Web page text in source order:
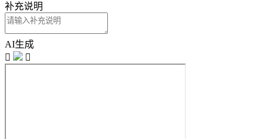
补充说明
AI生成

